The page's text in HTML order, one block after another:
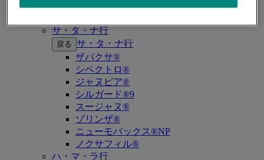
キャップバックス®
サ・タ・ナ行
戻る サ・タ・ナ行
ザバクサ®
シベクトロ®
ジャヌビア®
シルガード®9
スージャヌ®
ゾリンザ®
ニューモバックス®NP
ノクサフィル®
ハ・マ・ラ行